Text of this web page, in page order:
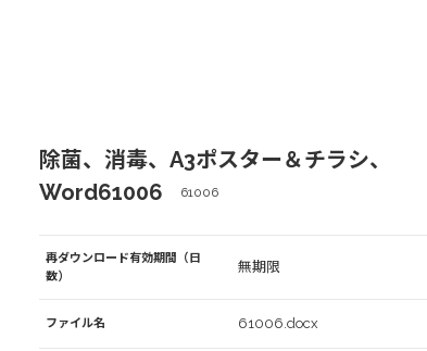
除菌、消毒、A3ポスター＆チラシ、
Word61006
61006
再ダウンロード有効期間（日
数）
無期限
ファイル名 61006.docx